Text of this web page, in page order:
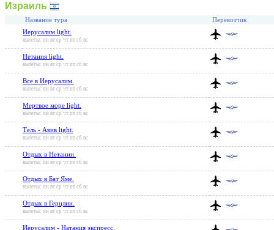
Израиль
Название тура Перевозчик
Иерусалим light.
вылеты: пн вт ср чт пт сб вс
Нетания light.
вылеты: пн вт ср чт пт сб вс
Все в Иерусалим.
вылеты: пн вт ср чт пт сб вс
Мертвое море light.
вылеты: пн вт ср чт пт сб вс
Тель - Авив light.
вылеты: пн вт ср чт пт сб вс
Отдых в Нетании.
вылеты: пн вт ср чт пт сб вс
Отдых в Бат Яме.
вылеты: пн вт ср чт пт сб вс
Отдых в Герцлии.
вылеты: пн вт ср чт пт сб вс
Иерусалим - Натания экспресс.